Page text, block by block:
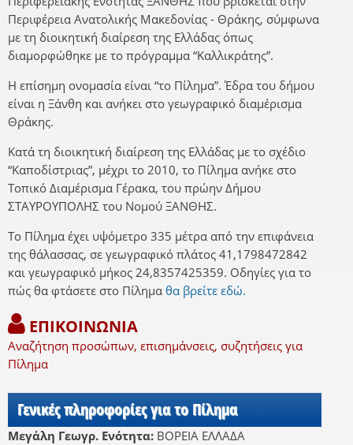
Περιφέρεια Ανατολικής Μακεδονίας - Θράκης, σύμφωνα
με τη διοικητική διαίρεση της Ελλάδας όπως
διαμορφώθηκε με το πρόγραμμα “Καλλικράτης”.
Η επίσημη ονομασία είναι “το Πίλημα”. Έδρα του δήμου
είναι η Ξάνθη και ανήκει στο γεωγραφικό διαμέρισμα
Θράκης.
Κατά τη διοικητική διαίρεση της Ελλάδας με το σχέδιο
“Καποδίστριας”, μέχρι το 2010, το Πίλημα ανήκε στο
Τοπικό Διαμέρισμα Γέρακα, του πρώην Δήμου
ΣΤΑΥΡΟΥΠΟΛΗΣ του Νομού ΞΑΝΘΗΣ.
Το Πίλημα έχει υψόμετρο 335 μέτρα από την επιφάνεια
της θάλασσας, σε γεωγραφικό πλάτος 41,1798472842
και γεωγραφικό μήκος 24,8357425359. Οδηγίες για το
πώς θα φτάσετε στο Πίλημα θα βρείτε εδώ.
ΕΠΙΚΟΙΝΩΝΙΑ
Αναζήτηση προσώπων, επισημάνσεις, συζητήσεις για
Πίλημα
Γενικές πληροφορίες για το Πίλημα
Μεγάλη Γεωγρ. Ενότητα: ΒΟΡΕΙΑ ΕΛΛΑΔΑ